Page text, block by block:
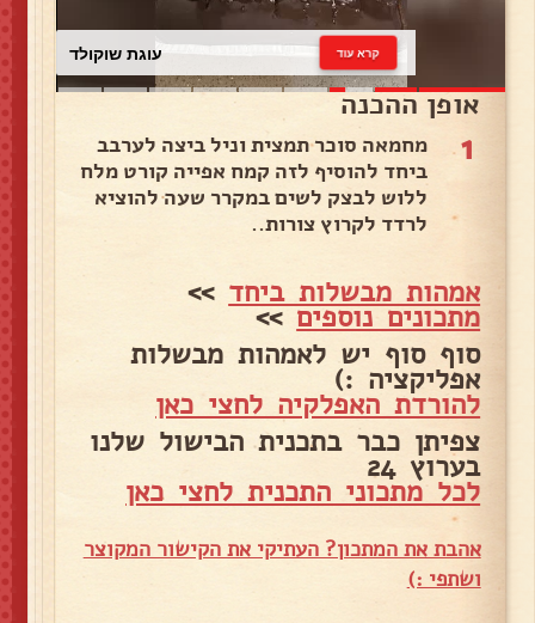
עוגת שוקולד קרא עוד
אופן ההכנה
1
מחמאה סוכר תמצית וניל ביצה לערבב
ביחד להוסיף לזה קמח אפייה קורט מלח
ללוש לבצק לשים במקרר שעה להוציא
לרדד לקרוץ צורות..
אמהות מבשלות ביחד >>
מתכונים נוספים>>
סוף סוף יש לאמהות מבשלות
אפליקציה :)
להורדת האפלקיה לחצי כאן
צפיתן כבר בתכנית הבישול שלנו
בערוץ 24
לכל מתכוני התכנית לחצי כאן
אהבת את המתכון? העתיקי את הקישור המקוצר
ושתפי :)